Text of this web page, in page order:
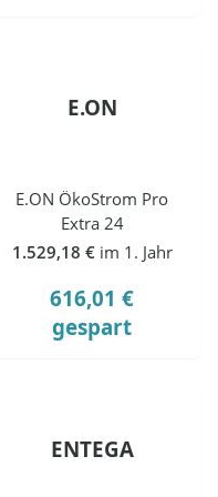
E.ON
E.ON ÖkoStrom Pro
Extra 24
1.529,18 € im 1. Jahr
616,01 €
gespart
ENTEGA